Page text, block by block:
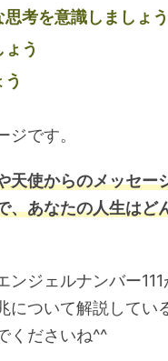
考を意識しましょう
う
ジです。
天使からのメッセー
、あなたの人生はど
ンジェルナンバー111
について解説してい
くださいね^^